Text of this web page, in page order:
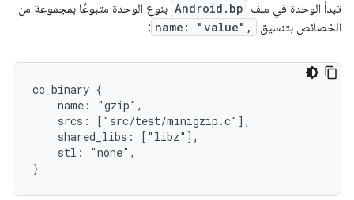
تبدأ الوحدة في ملف Android.bp بنوع الوحدة متبوعًا بمجموعة من
الخصائص بتنسيق
name: "value",
:
cc_binary {
    name: "gzip",
    srcs: ["src/test/minigzip.c"],
    shared_libs: ["libz"],
    stl: "none",